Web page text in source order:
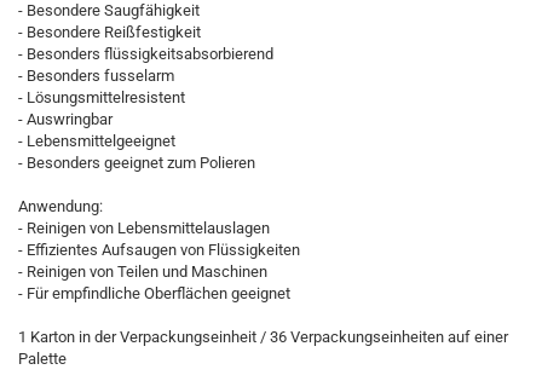
- Besondere Saugfähigkeit
- Besondere Reißfestigkeit
- Besonders flüssigkeitsabsorbierend
- Besonders fusselarm
- Lösungsmittelresistent
- Auswringbar
- Lebensmittelgeeignet
- Besonders geeignet zum Polieren
Anwendung:
- Reinigen von Lebensmittelauslagen
- Effizientes Aufsaugen von Flüssigkeiten
- Reinigen von Teilen und Maschinen
- Für empfindliche Oberflächen geeignet
1 Karton in der Verpackungseinheit / 36 Verpackungseinheiten auf einer
Palette